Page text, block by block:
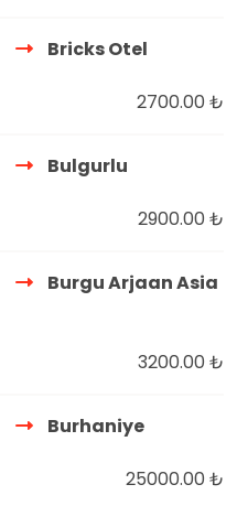
Bricks Otel
2700.00 ₺
Bulgurlu
2900.00 ₺
Burgu Arjaan Asia
3200.00 ₺
Burhaniye
25000.00 ₺